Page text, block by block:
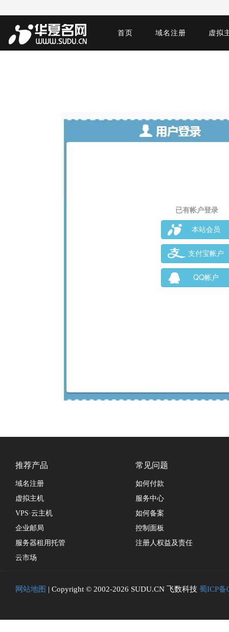
首页 域名注册 虚拟
已有帐户登录
本站会员
支付宝帐户
QQ帐户
推荐产品
域名注册
虚拟主机
VPS·云主机
企业邮局
服务器租用托管
云市场
常见问题
如何付款
服务中心
如何备案
控制面板
注册人权益及责任
网站地图 | Copyright © 2002-2026 SUDU.CN 飞数科技 蜀ICP备